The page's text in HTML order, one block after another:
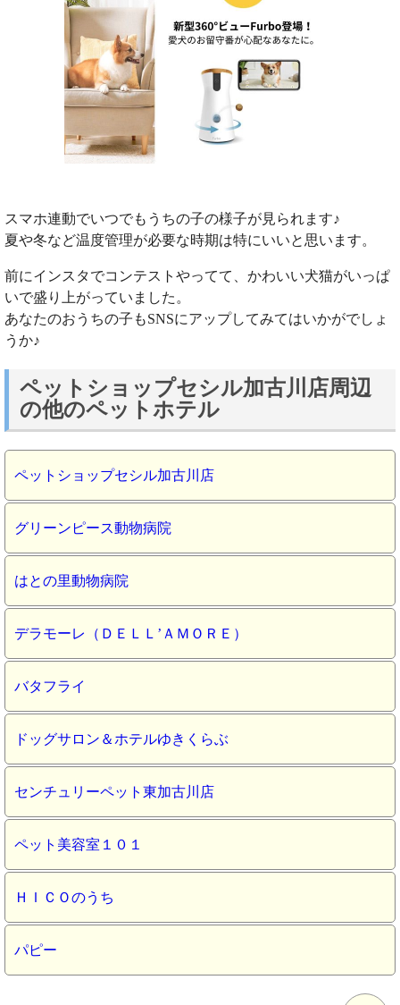
スマホ連動でいつでもうちの子の様子が見られます♪
夏や冬など温度管理が必要な時期は特にいいと思います。
前にインスタでコンテストやってて、かわいい犬猫がいっぱ
いで盛り上がっていました。
あなたのおうちの子もSNSにアップしてみてはいかがでしょ
うか♪
ペットショップセシル加古川店周辺
の他のペットホテル
ペットショップセシル加古川店
グリーンピース動物病院
はとの里動物病院
デラモーレ（ＤＥＬＬ’ＡＭＯＲＥ）
バタフライ
ドッグサロン＆ホテルゆきくらぶ
センチュリーペット東加古川店
ペット美容室１０１
ＨＩＣＯのうち
パピー